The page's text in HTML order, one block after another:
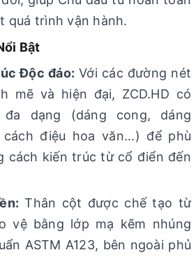
quá trình vận hành.
Bật
Độc đáo: Với các đường nét
mẽ và hiện đại, ZCD.HD có
đa dạng (dáng cong, dáng
điệu hoa văn...) để phù
cách kiến trúc từ cổ điển đến
Thân cột được chế tạo từ
vệ bằng lớp mạ kẽm nhúng
ASTM A123, bên ngoài phủ